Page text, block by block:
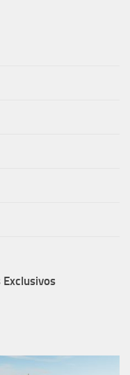
Exclusivos